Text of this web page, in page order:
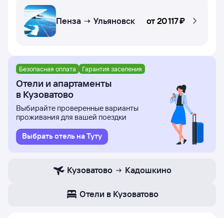
Пенза → Ульяновск от20 ⁠117 ⁠₽
Безопасная оплата Гарантия заселения
Отели и апартаменты
в Кузоватово
Выбирайте проверенные варианты
проживания для вашей поездки
Выбрать отель на Туту
Кузоватово Кадошкино
Отели в Кузоватово